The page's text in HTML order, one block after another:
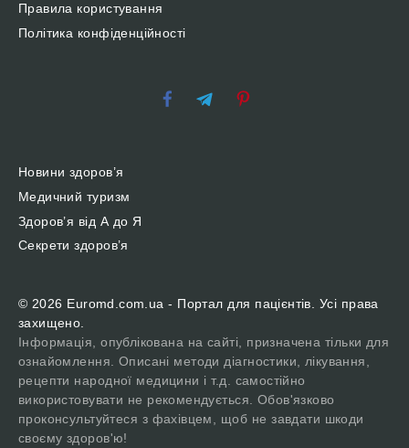
Правила користування
Політика конфіденційності
Новини здоров’я
Медичний туризм
Здоров’я від А до Я
Секрети здоров’я
© 2026 Euromd.com.ua - Портал для пацієнтів. Усі права
захищено.
Інформація, опублікована на сайті, призначена тільки для
ознайомлення. Описані методи діагностики, лікування,
рецепти народної медицини і т.д. самостійно
використовувати не рекомендується. Обов'язково
проконсультуйтеся з фахівцем, щоб не завдати шкоди
своєму здоров'ю!